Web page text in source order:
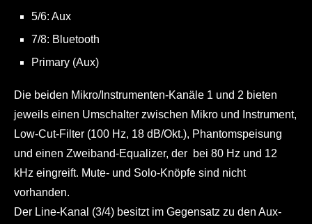
5/6: Aux
7/8: Bluetooth
Primary (Aux)
Die beiden Mikro/Instrumenten-Kanäle 1 und 2 bieten
jeweils einen Umschalter zwischen Mikro und Instrument,
Low-Cut-Filter (100 Hz, 18 dB/Okt.), Phantomspeisung
und einen Zweiband-Equalizer, der bei 80 Hz und 12
kHz eingreift. Mute- und Solo-Knöpfe sind nicht
vorhanden.
Der Line-Kanal (3/4) besitzt im Gegensatz zu den Aux-